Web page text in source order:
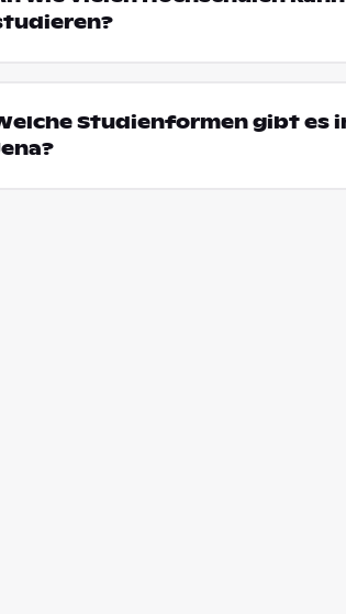
Studienformen gibt es